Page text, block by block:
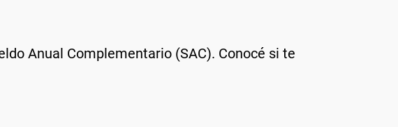
Anual Complementario (SAC). Conocé si te